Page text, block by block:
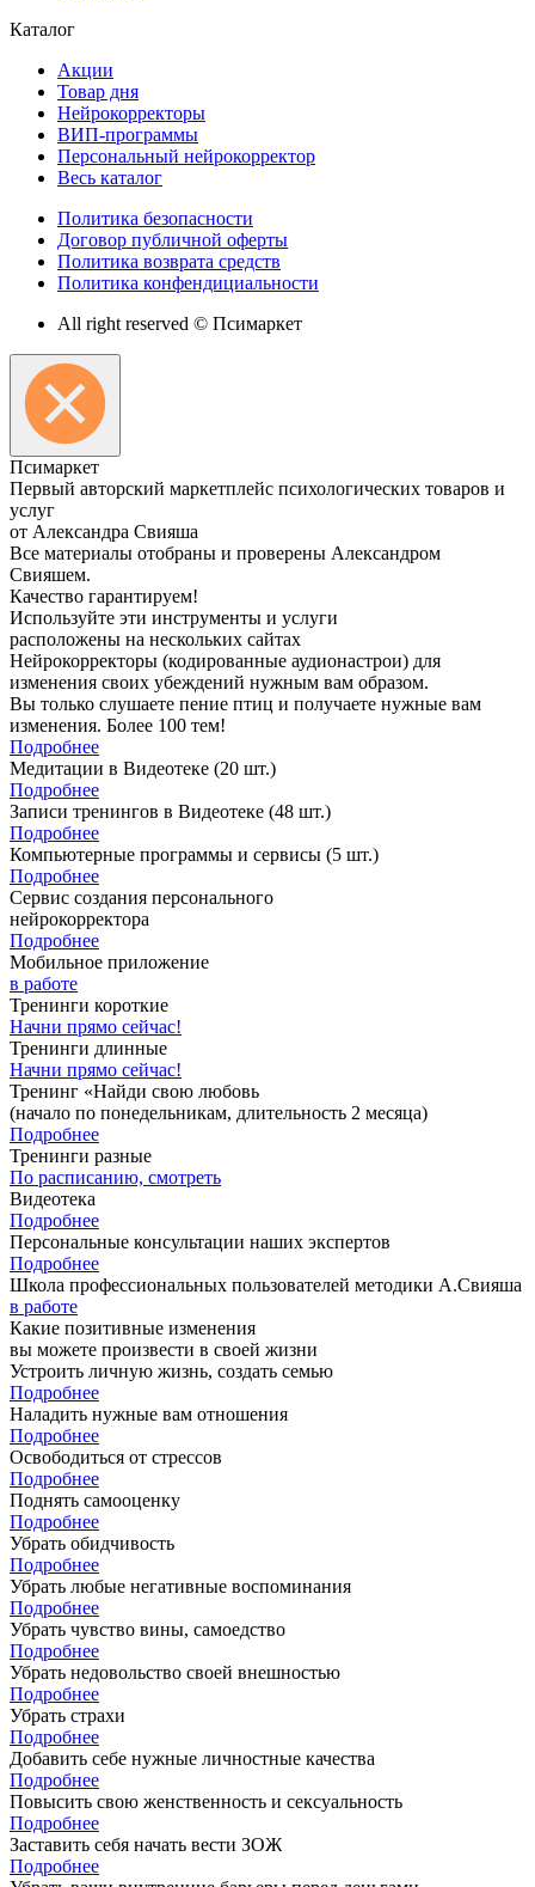
Каталог
Акции
Товар дня
Нейрокорректоры
ВИП-программы
Персональный нейрокорректор
Весь каталог
Политика безопасности
Договор публичной оферты
Политика возврата средств
Политика конфендициальности
All right reserved © Псимаркет
Псимаркет
Первый авторский маркетплейс психологических товаров и
услуг
от Александра Свияша
Все материалы отобраны и проверены Александром
Свияшем.
Качество гарантируем!
Используйте эти инструменты и услуги
расположены на нескольких сайтах
Нейрокорректоры (кодированные аудионастрои) для
изменения своих убеждений нужным вам образом.
Вы только слушаете пение птиц и получаете нужные вам
изменения. Более 100 тем!
Подробнее
Медитации в Видеотеке (20 шт.)
Подробнее
Записи тренингов в Видеотеке (48 шт.)
Подробнее
Компьютерные программы и сервисы (5 шт.)
Подробнее
Сервис создания персонального
нейрокорректора
Подробнее
Мобильное приложение
в работе
Тренинги короткие
Начни прямо сейчас!
Тренинги длинные
Начни прямо сейчас!
Тренинг «Найди свою любовь
(начало по понедельникам, длительность 2 месяца)
Подробнее
Тренинги разные
По расписанию, смотреть
Видеотека
Подробнее
Персональные консультации наших экспертов
Подробнее
Школа профессиональных пользователей методики А.Свияша
в работе
Какие позитивные изменения
вы можете произвести в своей жизни
Устроить личную жизнь, создать семью
Подробнее
Наладить нужные вам отношения
Подробнее
Освободиться от стрессов
Подробнее
Поднять самооценку
Подробнее
Убрать обидчивость
Подробнее
Убрать любые негативные воспоминания
Подробнее
Убрать чувство вины, самоедство
Подробнее
Убрать недовольство своей внешностью
Подробнее
Убрать страхи
Подробнее
Добавить себе нужные личностные качества
Подробнее
Повысить свою женственность и сексуальность
Подробнее
Заставить себя начать вести ЗОЖ
Подробнее